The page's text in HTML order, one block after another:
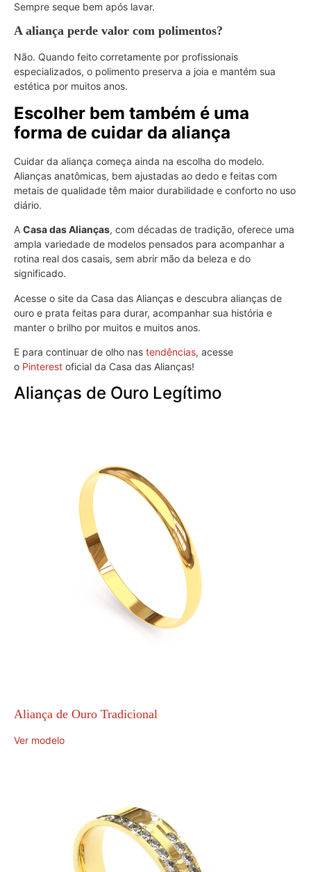
Sempre seque bem após lavar.
A aliança perde valor com polimentos?
Não. Quando feito corretamente por profissionais
especializados, o polimento preserva a joia e mantém sua
estética por muitos anos.
Escolher bem também é uma
forma de cuidar da aliança
Cuidar da aliança começa ainda na escolha do modelo.
Alianças anatômicas, bem ajustadas ao dedo e feitas com
metais de qualidade têm maior durabilidade e conforto no uso
diário.
A Casa das Alianças, com décadas de tradição, oferece uma
ampla variedade de modelos pensados para acompanhar a
rotina real dos casais, sem abrir mão da beleza e do
significado.
Acesse o site da Casa das Alianças e descubra alianças de
ouro e prata feitas para durar, acompanhar sua história e
manter o brilho por muitos e muitos anos.
E para continuar de olho nas tendências, acesse
o Pinterest oficial da Casa das Alianças!
Alianças de Ouro Legítimo
Aliança de Ouro Tradicional
Ver modelo